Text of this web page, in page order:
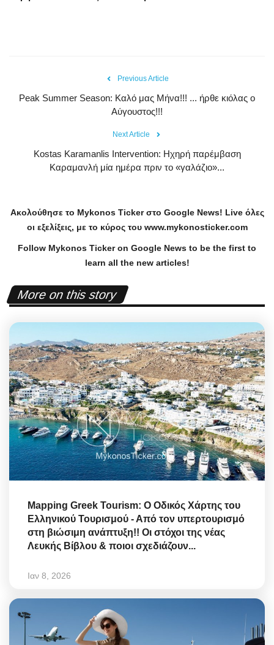
Previous Article
Peak Summer Season: Kαλό μας Μήνα!!! ... ήρθε κιόλας ο
Αύγουστος!!!
Next Article
Kostas Karamanlis Intervention: Ηχηρή παρέμβαση
Καραμανλή μία ημέρα πριν το «γαλάζιο»...
Ακολούθησε το Mykonos Tickerστο Google News! Liveόλες
οι εξελίξεις, με το κύρος του www.mykonosticker.com
Follow Mykonos Ticker on Google News to be the first to
learn all the new articles!
More on this story
Mapping Greek Tourism: Ο Οδικός Χάρτης του
Ελληνικού Τουρισμού - Από τον υπερτουρισμό
στη βιώσιμη ανάπτυξη!! Οι στόχοι της νέας
Λευκής Βίβλου & ποιοι σχεδιάζουν...
Ιαν 8, 2026